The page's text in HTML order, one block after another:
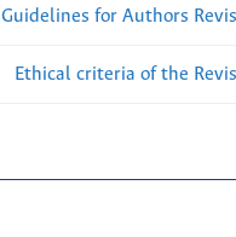
Guidelines for Authors
Ethical criteria of the